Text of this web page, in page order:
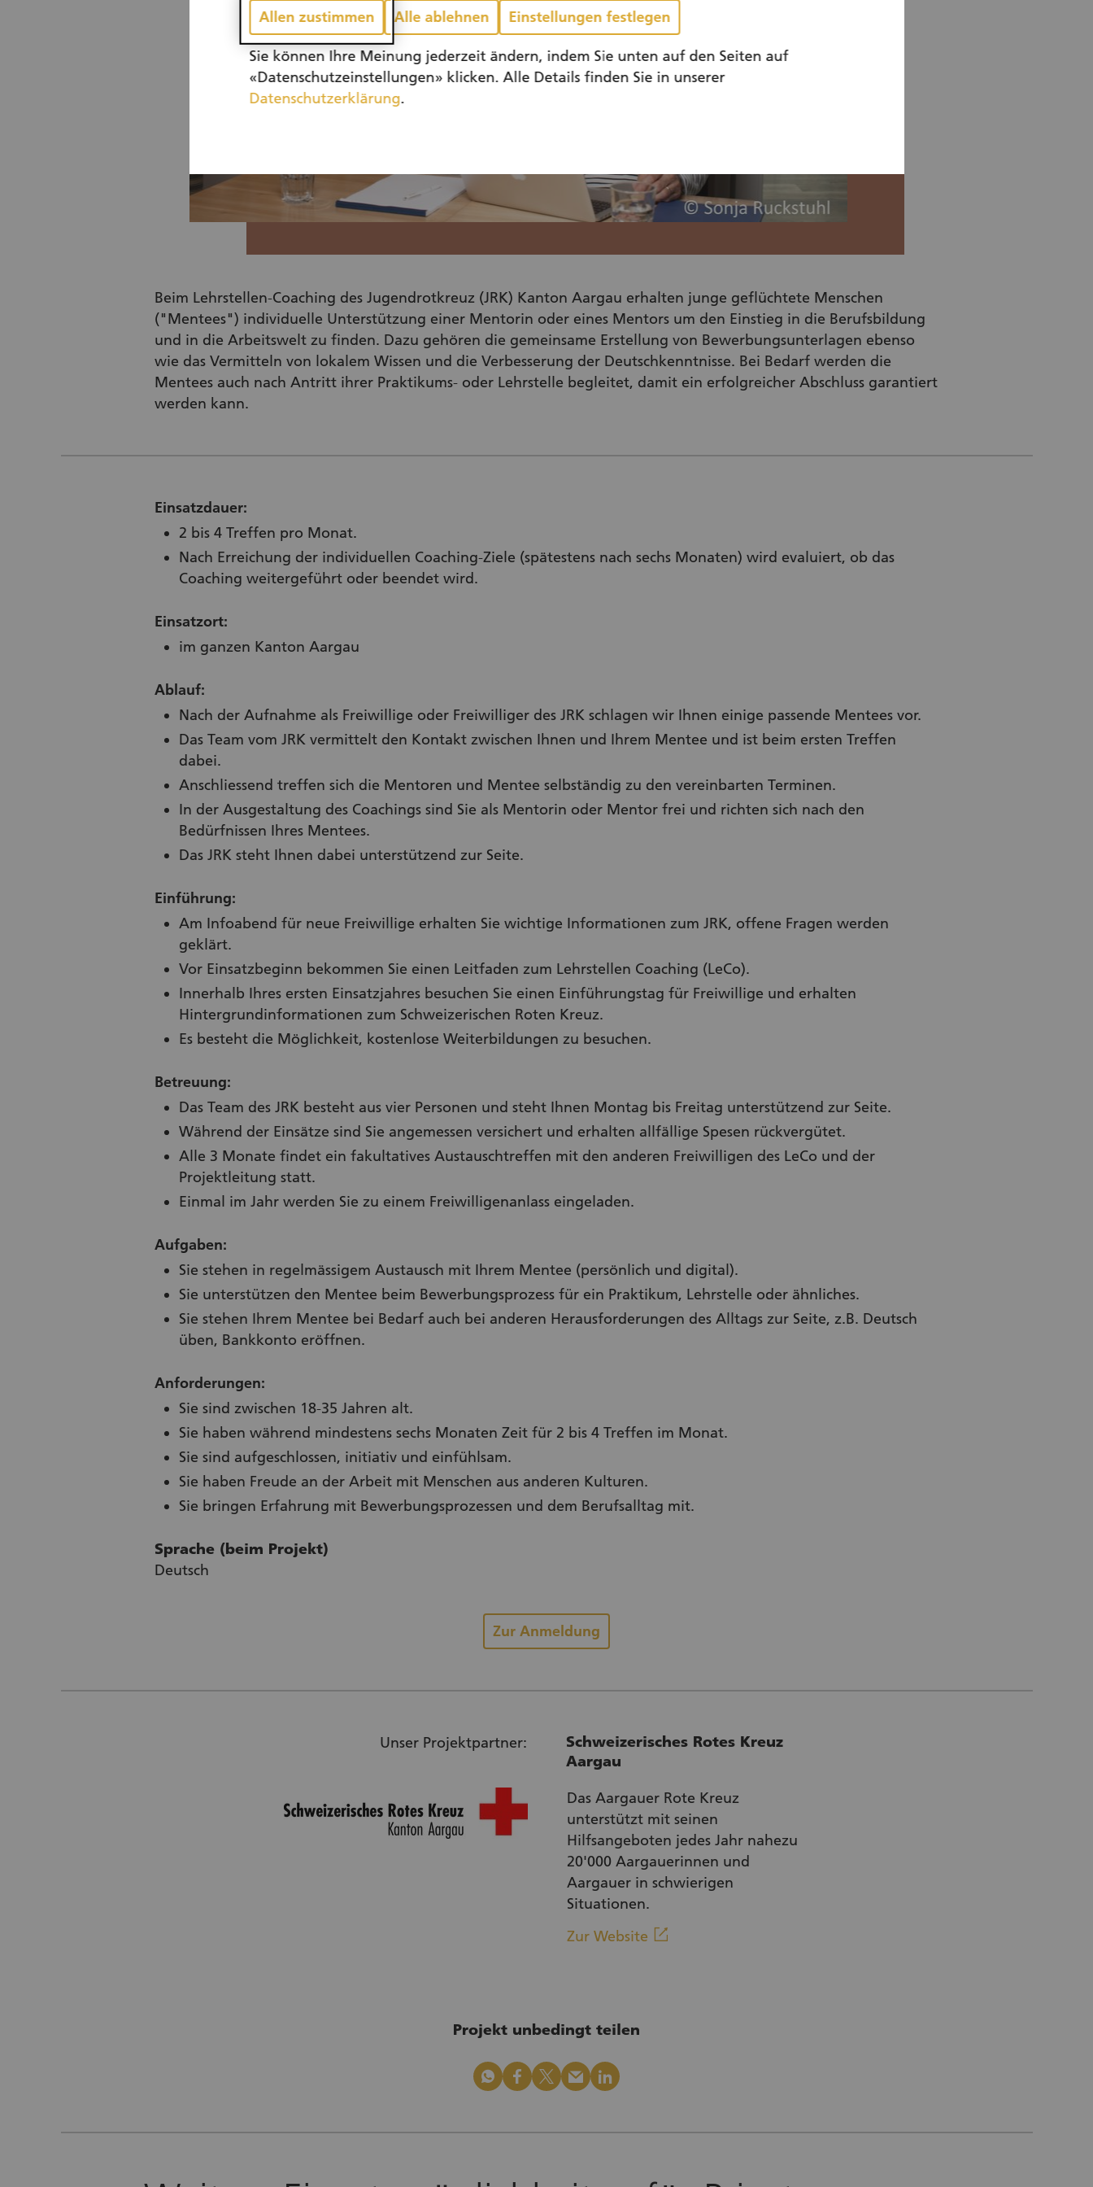
Beim Lehrstellen-Coaching des Jugendrotkreuz (JRK) Kanton Aargau erhalten junge geflüchtete Menschen
("Mentees") individuelle Unterstützung einer Mentorin oder eines Mentors um den Einstieg in die Berufsbildung
und in die Arbeitswelt zu finden. Dazu gehören die gemeinsame Erstellung von Bewerbungsunterlagen ebenso
wie das Vermitteln von lokalem Wissen und die Verbesserung der Deutschkenntnisse. Bei Bedarf werden die
Mentees auch nach Antritt ihrer Praktikums- oder Lehrstelle begleitet, damit ein erfolgreicher Abschluss garantiert
werden kann.
Einsatzdauer:
2 bis 4 Treffen pro Monat.
Nach Erreichung der individuellen Coaching-Ziele (spätestens nach sechs Monaten) wird evaluiert, ob das
Coaching weitergeführt oder beendet wird.
Einsatzort:
im ganzen Kanton Aargau
Ablauf:
Nach der Aufnahme als Freiwillige oder Freiwilliger des JRK schlagen wir Ihnen einige passende Mentees vor.
Das Team vom JRK vermittelt den Kontakt zwischen Ihnen und Ihrem Mentee und ist beim ersten Treffen
dabei.
Anschliessend treffen sich die Mentoren und Mentee selbständig zu den vereinbarten Terminen.
In der Ausgestaltung des Coachings sind Sie als Mentorin oder Mentor frei und richten sich nach den
Bedürfnissen Ihres Mentees.
Das JRK steht Ihnen dabei unterstützend zur Seite.
Einführung:
Am Infoabend für neue Freiwillige erhalten Sie wichtige Informationen zum JRK, offene Fragen werden
geklärt.
Vor Einsatzbeginn bekommen Sie einen Leitfaden zum Lehrstellen Coaching (LeCo).
Innerhalb Ihres ersten Einsatzjahres besuchen Sie einen Einführungstag für Freiwillige und erhalten
Hintergrundinformationen zum Schweizerischen Roten Kreuz.
Es besteht die Möglichkeit, kostenlose Weiterbildungen zu besuchen.
Betreuung:
Das Team des JRK besteht aus vier Personen und steht Ihnen Montag bis Freitag unterstützend zur Seite.
Während der Einsätze sind Sie angemessen versichert und erhalten allfällige Spesen rückvergütet.
Alle 3 Monate findet ein fakultatives Austauschtreffen mit den anderen Freiwilligen des LeCo und der
Projektleitung statt.
Einmal im Jahr werden Sie zu einem Freiwilligenanlass eingeladen.
Aufgaben:
Sie stehen in regelmässigem Austausch mit Ihrem Mentee (persönlich und digital).
Sie unterstützen den Mentee beim Bewerbungsprozess für ein Praktikum, Lehrstelle oder ähnliches.
Sie stehen Ihrem Mentee bei Bedarf auch bei anderen Herausforderungen des Alltags zur Seite, z.B. Deutsch
üben, Bankkonto eröffnen.
Anforderungen:
Sie sind zwischen 18-35 Jahren alt.
Sie haben während mindestens sechs Monaten Zeit für 2 bis 4 Treffen im Monat.
Sie sind aufgeschlossen, initiativ und einfühlsam.
Sie haben Freude an der Arbeit mit Menschen aus anderen Kulturen.
Sie bringen Erfahrung mit Bewerbungsprozessen und dem Berufsalltag mit.
Sprache (beim Projekt)
Deutsch
Zur Anmeldung
Unser Projektpartner:
Schweizerisches Rotes Kreuz
Aargau
Das Aargauer Rote Kreuz
unterstützt mit seinen
Hilfsangeboten jedes Jahr nahezu
20'000 Aargauerinnen und
Aargauer in schwierigen
Situationen.
Zur Website linkout
Projekt unbedingt teilen
whatsapp facebook x_logo mail linkedin
Allen zustimmen Alle ablehnen Einstellungen festlegen
Sie können Ihre Meinung jederzeit ändern, indem Sie unten auf den Seiten auf
«Datenschutzeinstellungen» klicken. Alle Details finden Sie in unserer
Datenschutzerklärung.